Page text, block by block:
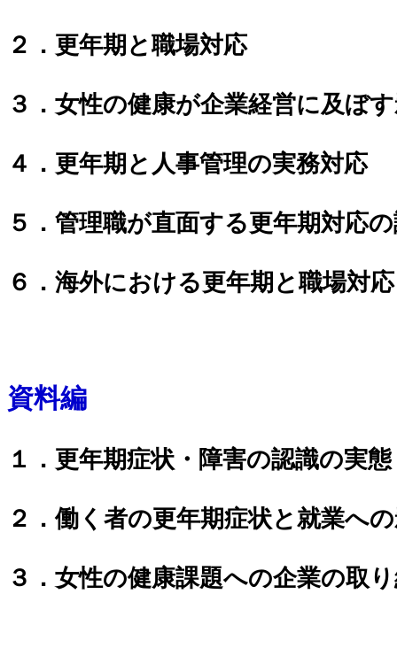
２．更年期と職場対応
３．女性の健康が企業経営に及ぼ
４．更年期と人事管理の実務対応
５．管理職が直面する更年期対応
６．海外における更年期と職場対応
資料編
１．更年期症状・障害の認識の実態
２．働く者の更年期症状と就業へ
３．女性の健康課題への企業の取